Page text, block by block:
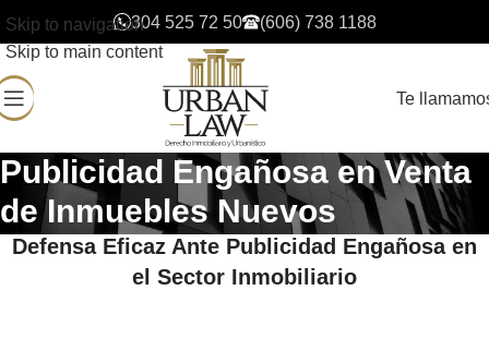
Skip to navigation
Skip to main content
304 525 72 50 (606) 738 1188
Te
Publicidad Engañosa en Venta
de Inmuebles Nuevos
Defensa Eficaz Ante Publicidad Engañosa en
el Sector Inmobiliario